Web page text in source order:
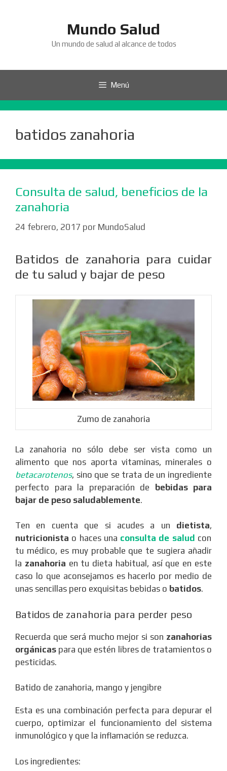
Mundo Salud
Un mundo de salud al alcance de todos
Menú
batidos zanahoria
Consulta de salud, beneficios de la
zanahoria
24 febrero, 2017 por MundoSalud
Batidos de zanahoria para cuidar
de tu salud y bajar de peso
Zumo de zanahoria
La zanahoria no sólo debe ser vista como un
alimento que nos aporta vitaminas, minerales o
betacarotenos, sino que se trata de un ingrediente
perfecto para la preparación de bebidas para
bajar de peso saludablemente.
Ten en cuenta que si acudes a un dietista,
nutricionista o haces una consulta de salud con
tu médico, es muy probable que te sugiera añadir
la zanahoria en tu dieta habitual, así que en este
caso lo que aconsejamos es hacerlo por medio de
unas sencillas pero exquisitas bebidas o batidos.
Batidos de zanahoria para perder peso
Recuerda que será mucho mejor si son zanahorias
orgánicas para que estén libres de tratamientos o
pesticidas.
Batido de zanahoria, mango y jengibre
Esta es una combinación perfecta para depurar el
cuerpo, optimizar el funcionamiento del sistema
inmunológico y que la inflamación se reduzca.
Los ingredientes: